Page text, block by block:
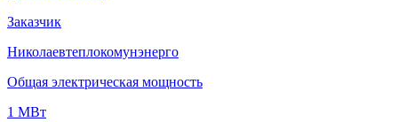
Заказчик
Николаевтеплокомунэнерго
Общая электрическая мощность
1 МВт